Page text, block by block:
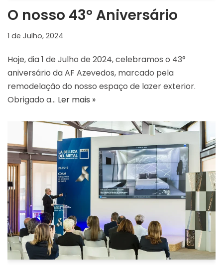
O nosso 43º Aniversário
1 de Julho, 2024
Hoje, dia 1 de Julho de 2024, celebramos o 43°
aniversário da AF Azevedos, marcado pela
remodelação do nosso espaço de lazer exterior.
Obrigado a… Ler mais »